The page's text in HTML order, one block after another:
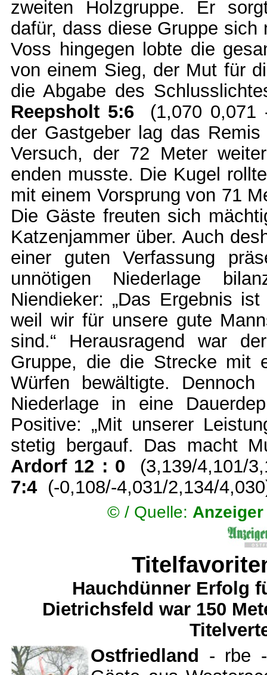
zweiten Holzgruppe. Er
dafür, dass diese Gruppe
Voss hingegen lobte die
von einem Sieg, der Mut für
die Abgabe des
Reepsholt 5:6(1,070 0,071
der Gastgeber lag das
Versuch, der 72 Meter
enden musste. Die Kugel
mit einem Vorsprung von 71
Die Gäste freuten sich
Katzenjammer über. Auch
einer guten Verfassung
unnötigen Niederlage
Niendieker: „Das Ergebnis
weil wir für unsere gute
sind.“ Herausragend war
Gruppe, die die Strecke mit
Würfen bewältigte.
Niederlage in eine
Positive: „Mit unserer
stetig bergauf. Das macht
Ardorf 12 : 0 (3,139/4,101/
7:4 (-0,108/-4,031/2,134/
© / Quelle:
Hauchdünner Erfolg
Dietrichsfeld war 150
Ostfriedland
- rbe